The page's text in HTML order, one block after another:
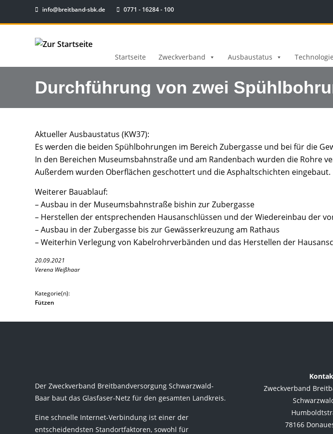
info@breitband-sbk.de 0771 - 16284 - 100
Startseite Zweckverband Ausbaustatus Technologie
Durchführung von zwei
Aktueller Ausbaustatus (KW37):
Es werden die beiden Spühlbohrungen im Bereich Zubergasse und bei für die
In den Bereichen Museumsbahnstraße und am Randenbach wurden die Rohre
Außerdem wurden Oberflächen geschottert und die Asphaltschichten eingebaut.
Weiterer Bauablauf:
– Ausbau in der Museumsbahnstraße bishin zur Zubergasse
– Herstellen der entsprechenden Hausanschlüssen und der Wiedereinbau der
– Ausbau in der Zubergasse bis zur Gewässerkreuzung am Rathaus
– Weiterhin Verlegung von Kabelrohrverbänden und das Herstellen der
20.09.2021
Verena Weißhaar
Kategorie(n):
Fützen
Der Zweckverband Breitbandversorgung Schwarzwald-
Baar baut das Glasfaser-Netz für den gesamten Landkreis.
Eine schnelle Internet-Verbindung ist einer der
entscheidendsten Standortfaktoren, sowohl für
Zweckverband
78166